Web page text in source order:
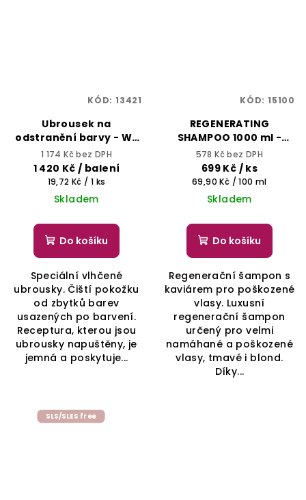
Ubrousek na
odstranění barvy - WE
CLEAN COLORWIPE -
Balení po 72 sáček
1 174 Kč bez DPH
1 420 Kč/ balení
Měrná
cena:
19,72 Kč / 1 ks
Skladem
Do košíku
Speciální vlhčené
ubrousky. Čiští pokožku
od zbytků barev
usazených po barvení.
Receptura, kterou jsou
ubrousky napuštěny, je
jemná a poskytuje...
KÓD: 13421
REGENERATING
SHAMPOO 1000 ml -
ONCARE BLACK -
SELECTIVE
PROFESSIONAL
578 Kč bez DPH
699 Kč / ks
Měrná
cena:
69,90 Kč / 100 ml
Skladem
Do košíku
Regenerační šampon s
kaviárem pro poškozené
vlasy. Luxusní
regenerační šampon
určený pro velmi
namáhané a poškozené
vlasy, tmavé i blond.
Díky...
KÓD: 15100
SLS/SLES free